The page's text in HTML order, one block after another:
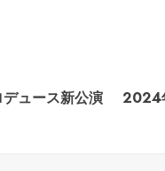
ュース新公演
2024